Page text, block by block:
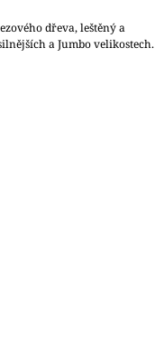
dřeva, leštěný a
a Jumbo velikostech.